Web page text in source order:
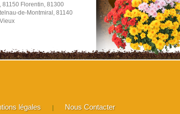
81150 Florentin, 81300
de-Montmiral, 81140
légales | Nous Contacter